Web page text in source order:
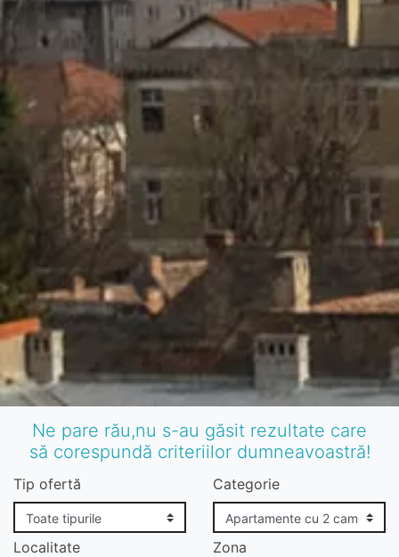
Ne pare rău,nu s-au găsit rezultate care
să corespundă criteriilor dumneavoastră!
Tip ofertă Categorie
Localitate Zona